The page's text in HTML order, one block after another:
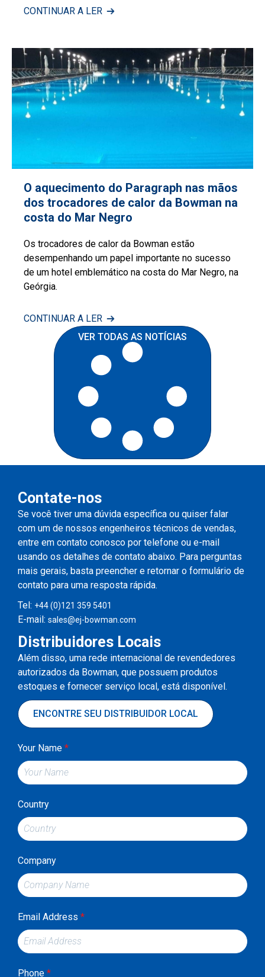
CONTINUAR A LER
O aquecimento do Paragraph nas mãos
dos trocadores de calor da Bowman na
costa do Mar Negro
Os trocadores de calor da Bowman estão
desempenhando um papel importante no sucesso
de um hotel emblemático na costa do Mar Negro, na
Geórgia.
CONTINUAR A LER
VER TODAS AS NOTÍCIAS
Contate-nos
Se você tiver uma dúvida específica ou quiser falar
com um de nossos engenheiros técnicos de vendas,
entre em contato conosco por telefone ou e-mail
usando os detalhes de contato abaixo. Para perguntas
mais gerais, basta preencher e retornar o formulário de
contato para uma resposta rápida.
Tel: +44 (0)121 359 5401
E-mail: sales@ej-bowman.com
Distribuidores Locais
Além disso, uma rede internacional de revendedores
autorizados da Bowman, que possuem produtos
estoques e fornecer serviço local, está disponível.
ENCONTRE SEU DISTRIBUIDOR LOCAL
Your Name *
Country
Company
Email Address *
Phone *